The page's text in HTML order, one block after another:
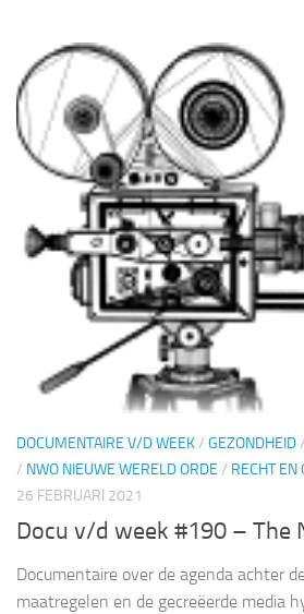
DOCUMENTAIRE V/D WEEK/ GEZONDHEID/
/ NWO NIEUWE WERELD ORDE / RECHT EN
26 FEBRUARI 2021
Docu v/d week #190 – The
Documentaire over de agenda achter
maatregelen en de gecreëerde media